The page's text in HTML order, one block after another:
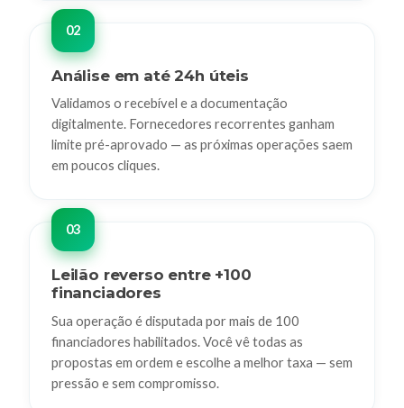
Análise em até 24h úteis
Validamos o recebível e a documentação
digitalmente. Fornecedores recorrentes ganham
limite pré-aprovado — as próximas operações saem
em poucos cliques.
Leilão reverso entre +100
financiadores
Sua operação é disputada por mais de 100
financiadores habilitados. Você vê todas as
propostas em ordem e escolhe a melhor taxa — sem
pressão e sem compromisso.